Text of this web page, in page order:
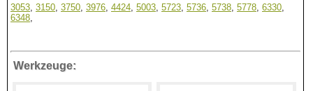
3053 3150 3750 3976 4424 5003 5723 5736 5738 5778 6330
6348
Werkzeuge: